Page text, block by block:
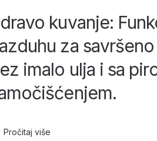
kuvanje:
za
imalo ulja i sa
Pročitaj više